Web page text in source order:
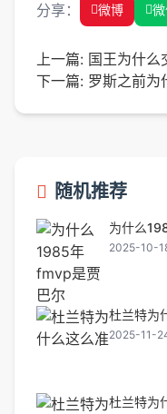
分享： 微博
上一篇: 国王为什么
下一篇: 罗斯之前为
随机推荐
为什么
2025-10-
杜兰特为
2025-11-
杜兰特为